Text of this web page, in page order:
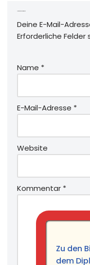
Deine E-Mail-
Erforderliche Felder
Name *
E-Mail-Adresse *
Website
Kommentar *
Zu den
dem